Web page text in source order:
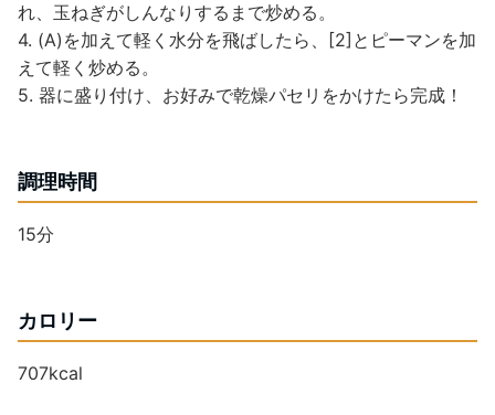
れ、玉ねぎがしんなりするまで炒める。
4. (A)を加えて軽く水分を飛ばしたら、[2]とピーマンを加
えて軽く炒める。
5. 器に盛り付け、お好みで乾燥パセリをかけたら完成！
調理時間
15分
カロリー
707kcal